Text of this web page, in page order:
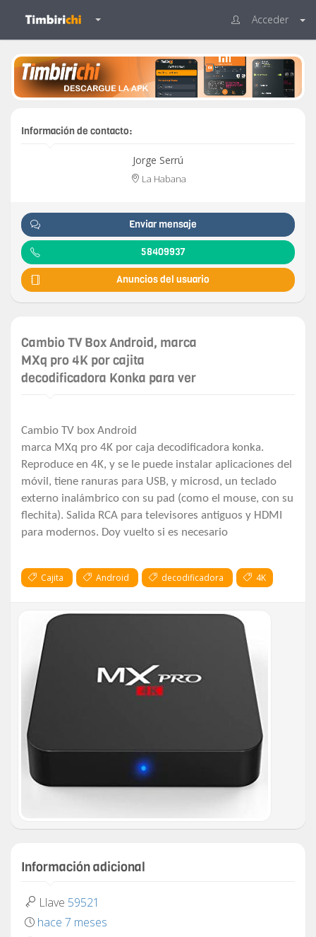
Acceder
Información de contacto:
Jorge Serrú
La Habana
Enviar mensaje
58409937
Anuncios del usuario
Cambio TV Box Android, marca
MXq pro 4K por cajita
decodificadora Konka para ver
Cambio TV box Android
marca MXq pro 4K por caja decodificadora konka.
Reproduce en 4K, y se le puede instalar aplicaciones del
móvil, tiene ranuras para USB, y microsd, un teclado
externo inalámbrico con su pad (como el mouse, con su
flechita). Salida RCA para televisores antiguos y HDMI
para modernos. Doy vuelto si es necesario
Cajita Android decodificadora 4K
Información adicional
Llave 59521
hace 7 meses